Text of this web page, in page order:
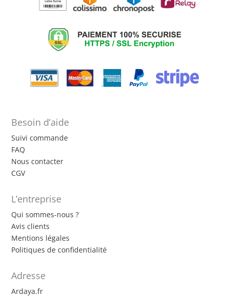
Besoin d’aide
Suivi commande
FAQ
Nous contacter
CGV
L’entreprise
Qui sommes-nous ?
Avis clients
Mentions légales
Politiques de confidentialité
Adresse
Ardaya.fr